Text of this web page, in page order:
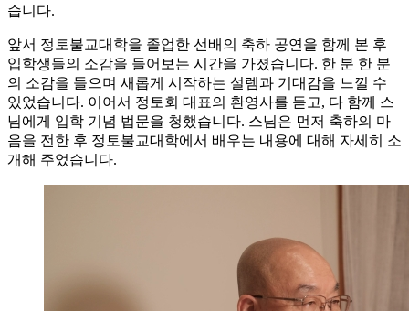
습니다.
앞서 정토불교대학을 졸업한 선배의 축하 공연을 함께 본 후
입학생들의 소감을 들어보는 시간을 가졌습니다. 한 분 한 분
의 소감을 들으며 새롭게 시작하는 설렘과 기대감을 느낄 수
있었습니다. 이어서 정토회 대표의 환영사를 듣고, 다 함께 스
님에게 입학 기념 법문을 청했습니다. 스님은 먼저 축하의 마
음을 전한 후 정토불교대학에서 배우는 내용에 대해 자세히 소
개해 주었습니다.